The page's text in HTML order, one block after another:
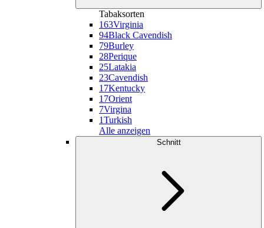
Tabaksorten
163Virginia
94Black Cavendish
79Burley
28Perique
25Latakia
23Cavendish
17Kentucky
17Orient
7Virgina
1Turkish
Alle anzeigen
Schnitt